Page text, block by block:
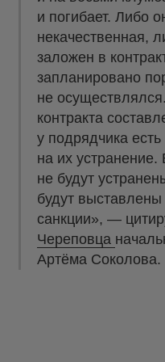
и погибает. Либо
некачественная,
заложен в
запланировано
не
контракта
у подрядчика
на их
не будут
будут
санкции», —
Череповца
Артёма Соколова.